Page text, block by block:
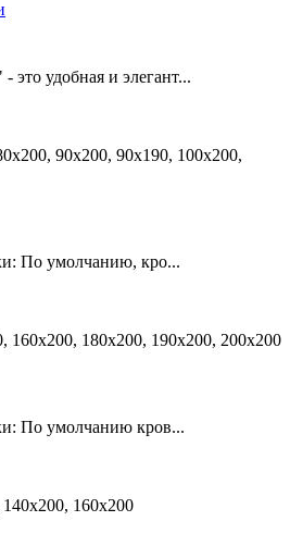
удобная и элегант...
90x200, 90x190, 100x200,
По умолчанию, кро...
160x200, 180x200, 190х200, 200x200
По умолчанию кров...
160x200